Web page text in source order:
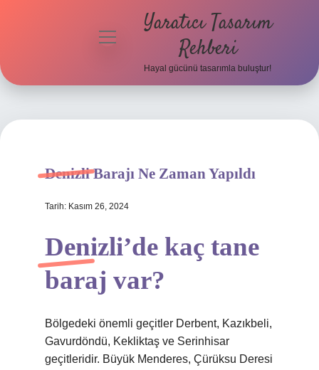
menüyü
Yaratıcı Tasarım
Rehberi
Hayal gücünü tasarımla buluştur!
Denizli Barajı Ne Zaman Yapıldı
Tarih: Kasım 26, 2024
Denizli’de kaç tane
baraj var?
Bölgedeki önemli geçitler Derbent, Kazıkbeli,
Gavurdöndü, Kekliktaş ve Serinhisar
geçitleridir. Büyük Menderes, Çürüksu Deresi